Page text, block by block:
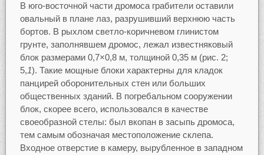
В юго-восточной части дромоса грабители оставили
овальный в плане лаз, разрушивший верхнюю часть
бортов. В рыхлом светло-коричневом глинистом
грунте, заполнявшем дромос, лежал известняковый
блок размерами 0,7×0,8 м, толщиной 0,35 м (рис. 2;
5,1). Такие мощные блоки характерны для кладок
панцирей оборонительных стен или больших
общественных зданий. В погребальном сооружении
блок, скорее всего, использовался в качестве
своеобразной стелы: был вкопан в засыпь дромоса,
тем самым обозначая местоположение склепа.
Входное отверстие в камеру, вырубленное в западном